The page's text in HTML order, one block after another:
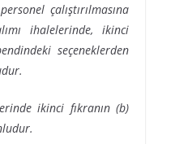
çalıştırılmasına
ihalelerinde, ikinci
seçeneklerden
ikinci fıkranın (b)